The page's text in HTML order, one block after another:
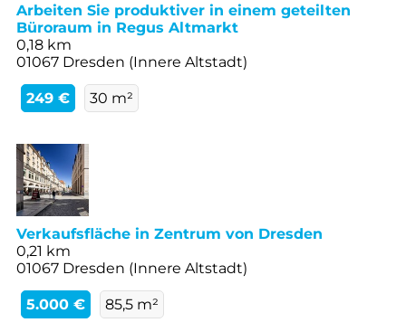
Arbeiten Sie produktiver in einem geteilten
Büroraum in Regus Altmarkt
0,18 km
01067 Dresden (Innere Altstadt)
249 € 30 m²
Verkaufsfläche in Zentrum von Dresden
0,21 km
01067 Dresden (Innere Altstadt)
5.000 € 85,5 m²